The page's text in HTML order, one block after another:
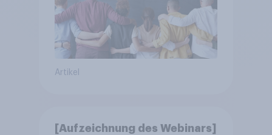
Artikel
[Aufzeichnung des Webinars]